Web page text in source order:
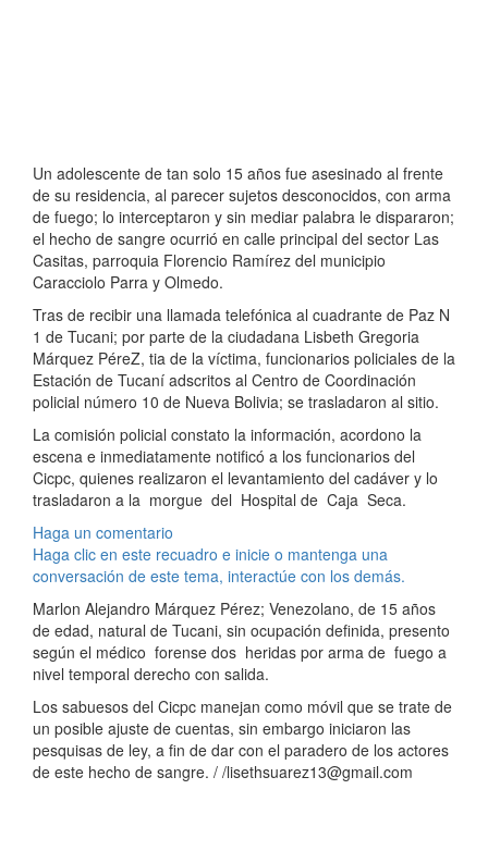
Un adolescente de tan solo 15 años fue asesinado al frente
de su residencia, al parecer sujetos desconocidos, con arma
de fuego; lo interceptaron y sin mediar palabra le dispararon;
el hecho de sangre ocurrió en calle principal del sector Las
Casitas, parroquia Florencio Ramírez del municipio
Caracciolo Parra y Olmedo.
Tras de recibir una llamada telefónica al cuadrante de Paz N
1 de Tucani; por parte de la ciudadana Lisbeth Gregoria
Márquez PéreZ, tia de la víctima, funcionarios policiales de la
Estación de Tucaní adscritos al Centro de Coordinación
policial número 10 de Nueva Bolivia; se trasladaron al sitio.
La comisión policial constato la información, acordono la
escena e inmediatamente notificó a los funcionarios del
Cicpc, quienes realizaron el levantamiento del cadáver y lo
trasladaron a la morgue del Hospital de Caja Seca.
Haga un comentario
Haga clic en este recuadro e inicie o mantenga una
conversación de este tema, interactúe con los demás.
Marlon Alejandro Márquez Pérez; Venezolano, de 15 años
de edad, natural de Tucani, sin ocupación definida, presento
según el médico forense dos heridas por arma de fuego a
nivel temporal derecho con salida.
Los sabuesos del Cicpc manejan como móvil que se trate de
un posible ajuste de cuentas, sin embargo iniciaron las
pesquisas de ley, a fin de dar con el paradero de los actores
de este hecho de sangre. / /lisethsuarez13@gmail.com